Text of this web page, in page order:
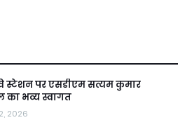
स्टेशन पर एसडीएम सत्यम कुमार
का भव्य स्वागत
2026